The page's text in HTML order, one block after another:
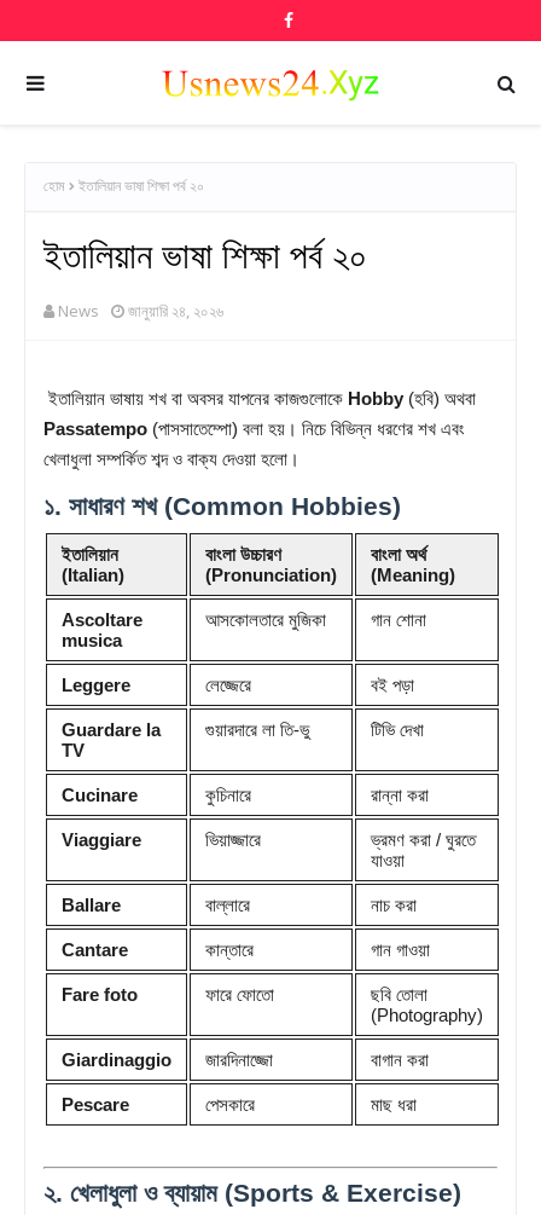
হোম ইতালিয়ান ভাষা শিক্ষা পর্ব ২০
ইতালিয়ান ভাষা শিক্ষা পর্ব ২০
News জানুয়ারি ২৪, ২০২৬
ইতালিয়ান ভাষায় শখ বা অবসর যাপনের কাজগুলোকে Hobby (হবি) অথবা
Passatempo (পাসসাতেম্পো) বলা হয়। নিচে বিভিন্ন ধরণের শখ এবং
খেলাধুলা সম্পর্কিত শব্দ ও বাক্য দেওয়া হলো।
১. সাধারণ শখ (Common Hobbies)
ইতালিয়ান
(Italian)
বাংলা উচ্চারণ
(Pronunciation)
বাংলা অর্থ
(Meaning)
Ascoltare
musica
আসকোলতারে মুজিকা গান শোনা
Leggere লেজ্জেরে বই পড়া
Guardare la
TV
গুয়ারদারে লা তি-ভু টিভি দেখা
Cucinare কুচিনারে রান্না করা
Viaggiare ভিয়াজ্জারে
ভ্রমণ করা / ঘুরতে
যাওয়া
Ballare বাল্লারে নাচ করা
Cantare কান্তারে গান গাওয়া
Fare foto ফারে ফোতো
ছবি তোলা
(Photography)
Giardinaggio জারদিনাজ্জো বাগান করা
Pescare পেসকারে মাছ ধরা
২. খেলাধুলা ও ব্যায়াম (Sports & Exercise)